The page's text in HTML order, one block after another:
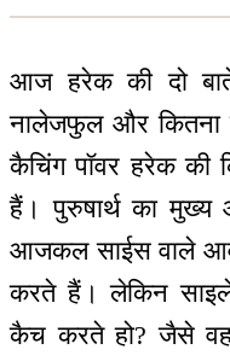
आज हरेक की दो
नालेजफुल और कितना
कैचिंग पॉवर हरेक की
हैं। पुरुषार्थ का
आजकल साईस वाले
करते हैं। लेकिन
कैच करते हो? जैसे